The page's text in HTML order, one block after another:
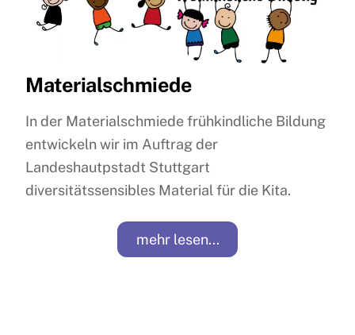
Materialschmiede
In der Materialschmiede frühkindliche Bildung
entwickeln wir im Auftrag der
Landeshautpstadt Stuttgart
diversitätssensibles Material für die Kita.
mehr lesen...